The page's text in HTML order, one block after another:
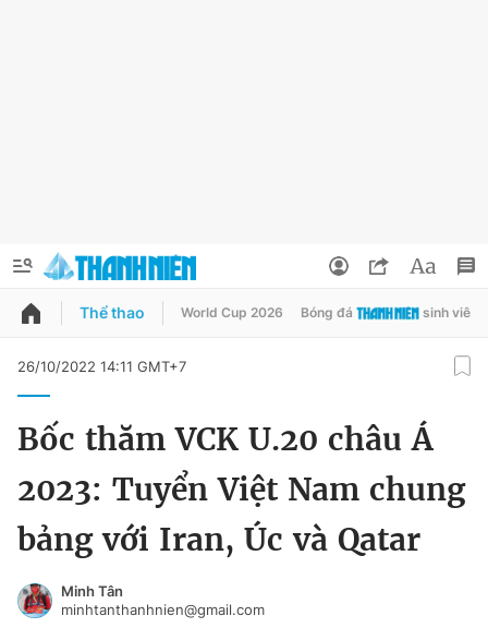
QUẢNG CÁO ĐẶT BÁO
Chuyên mục khác
Chào ngày mới
Đổi mật khẩu
Tin đã lưu
Tin đã xem
Đăng xuất
Thể thao World Cup 2026 Bóng đá sinh viên
26/10/2022 14:11 GMT+7
Bốc thăm VCK U.20 châu Á
2023: Tuyển Việt Nam chung
bảng với Iran, Úc và Qatar
Minh Tân
minhtanthanhnien@gmail.com